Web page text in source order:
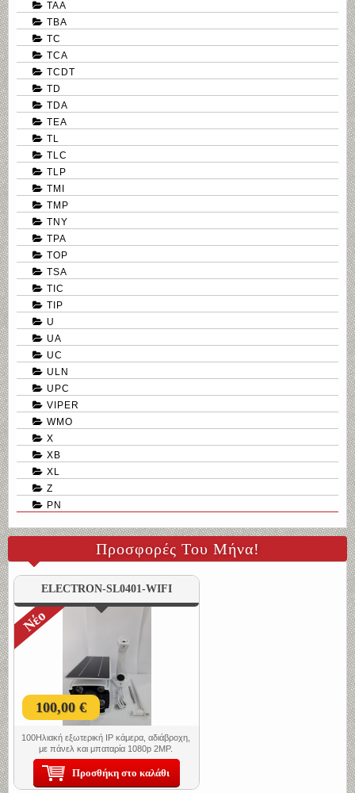
TAA
TBA
TC
TCA
TCDT
TD
TDA
TEA
TL
TLC
TLP
TMI
TMP
TNY
TPA
TOP
TSA
TIC
TIP
U
UA
UC
ULN
UPC
VIPER
WMO
X
XB
XL
Z
PN
Προσφορές Του Μήνα!
ELECTRON-SL0401-WIFI
Νέο
100,00 €
100Ηλιακή εξωτερική IP κάμερα, αδιάβροχη,
με πάνελ και μπαταρία 1080p 2MP.
Προσθήκη στο καλάθι